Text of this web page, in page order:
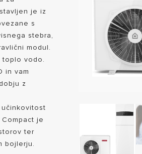
VSI MODELI OD GRELNIKI VODE
je iz
s
stebra,
modul.
toplo vodo.
in vam
z
je
ter
bojlerju.